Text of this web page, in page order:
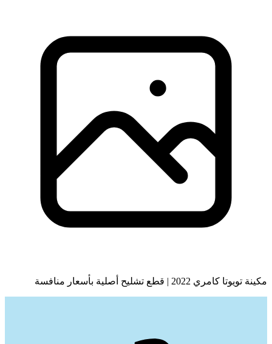
مكينة تويوتا كامري 2022 | قطع تشليح أصلية بأسعار منافسة